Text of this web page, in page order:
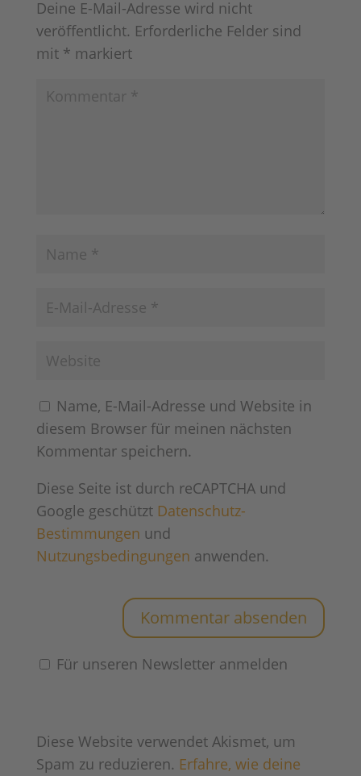
Deine E-Mail-Adresse wird nicht
veröffentlicht. Erforderliche Felder sind
mit * markiert
Name, E-Mail-Adresse und Website in
diesem Browser für meinen nächsten
Kommentar speichern.
Diese Seite ist durch reCAPTCHA und
Google geschützt Datenschutz-
Bestimmungen und
Nutzungsbedingungen anwenden.
Für unseren Newsletter anmelden
Diese Website verwendet Akismet, um
Spam zu reduzieren. Erfahre, wie deine